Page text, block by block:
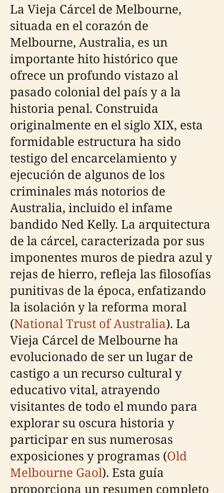
La Vieja Cárcel de Melbourne,
situada en el corazón de
Melbourne, Australia, es un
importante hito histórico que
ofrece un profundo vistazo al
pasado colonial del país y a la
historia penal. Construida
originalmente en el siglo XIX, esta
formidable estructura ha sido
testigo del encarcelamiento y
ejecución de algunos de los
criminales más notorios de
Australia, incluido el infame
bandido Ned Kelly. La arquitectura
de la cárcel, caracterizada por sus
imponentes muros de piedra azul y
rejas de hierro, refleja las filosofías
punitivas de la época, enfatizando
la isolación y la reforma moral
(National Trust of Australia). La
Vieja Cárcel de Melbourne ha
evolucionado de ser un lugar de
castigo a un recurso cultural y
educativo vital, atrayendo
visitantes de todo el mundo para
explorar su oscura historia y
participar en sus numerosas
exposiciones y programas (Old
Melbourne Gaol). Esta guía
proporciona un resumen completo